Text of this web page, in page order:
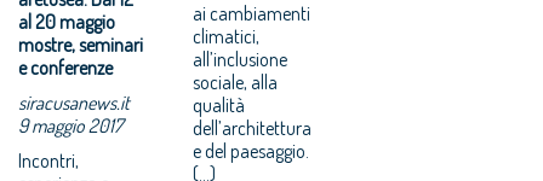
al 20 maggio
mostre, seminari
e conferenze
siracusanews.it
9 maggio 2017
Incontri,
ai cambiamenti
climatici,
all’inclusione
sociale, alla
qualità
dell’architettura
e del paesaggio.
(...)